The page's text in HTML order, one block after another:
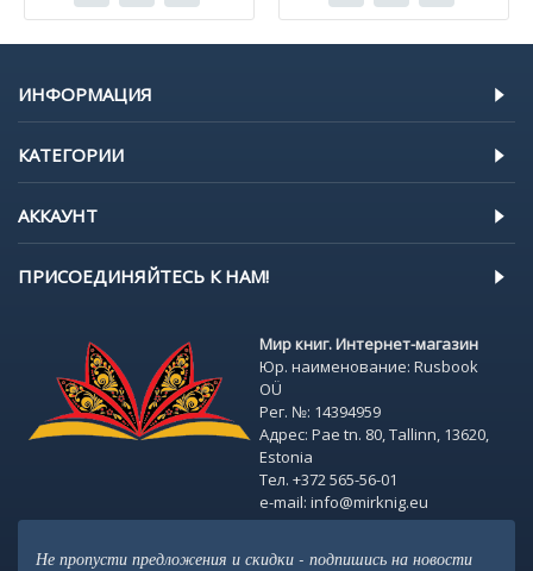
ИНФОРМАЦИЯ
КАТЕГОРИИ
АККАУНТ
ПРИСОЕДИНЯЙТЕСЬ К НАМ!
Мир книг. Интернет-магазин
Юр. наименование: Rusbook
OÜ
Рег. №: 14394959
Адрес: Pae tn. 80, Tallinn, 13620,
Estonia
Тел. +372 565-56-01
e-mail: info@mirknig.eu
Не пропусти предложения и скидки - подпишись на новости